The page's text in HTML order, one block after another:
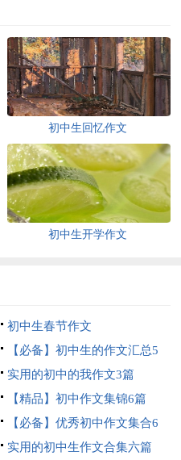
初中生回忆作文
初中生开学作文
初中生春节作文
【必备】初中生的作文汇总5
篇实用的初中的我作文3篇
【精品】初中作文集锦6篇
【必备】优秀初中作文集合6
篇实用的初中生作文合集六篇